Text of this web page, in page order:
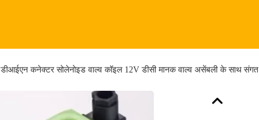
डीआईएन कनेक्टर सोलेनोइड वाल्व कॉइल 12V डीसी मानक वाल्व असेंबली के साथ संगत